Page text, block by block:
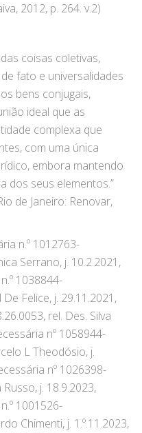
2012, p. 264. v.2)
coisas coletivas,
fato e universalidades
bens conjugais,
ideal que as
complexa que
com uma única
embora mantendo
dos seus elementos.”
de Janeiro: Renovar,
n.º 1012763-
Serrano, j. 10.2.2021,
1038844-
Felice, j. 29.11.2021,
rel. Des. Silva
nº 1058944-
L Theodósio, j.
nº 1026398-
j. 18.9.2023,
1001526-
Chimenti, j. 1.º.11.2023,